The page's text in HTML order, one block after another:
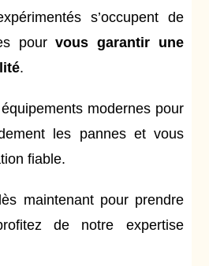
s’occupent de
pourvous garantir une
.
modernes pour
les pannes et vous
fiable.
maintenant pour prendre
de notre expertise